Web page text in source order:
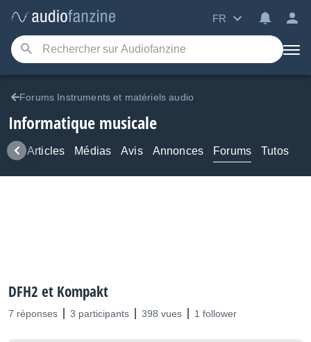
FR
Forums Instruments et matériels audio
Informatique musicale
Articles Médias Avis Annonces Forums Tutos
DFH2 et Kompakt
7 réponses 3 participants 398 vues 1 follower